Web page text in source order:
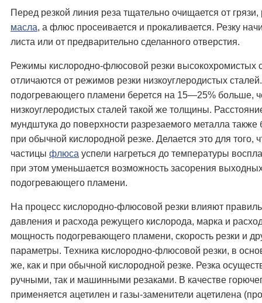
Перед резкой линия реза тщательно очищается от
масла, а флюс просеивается и прокаливается. Резку
листа или от предварительно сделанного отверстия.
Режимы кислородно-флюсовой резки высокохромистых
отличаются от режимов резки низкоуглеродистых
подогревающего пламени берется на 15—25% больше,
низкоуглеродистых сталей такой же толщины.
мундштука до поверхности разрезаемого металла
при обычной кислородной резке. Делается это для того,
частицы флюса успели нагреться до температуры
при этом уменьшается возможность засорения
подогревающего пламени.
На процесс кислородно-флюсовой резки влияют
давления и расхода режущего кислорода, марка и
мощность подогревающего пламени, скорость резки и
параметры. Техника кислородно-флюсовой резки, в
же, как и при обычной кислородной резке. Резка
ручными, так и машинными резаками. В качестве
применяется ацетилен и газы-заменители ацетилена